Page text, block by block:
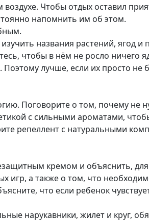
Чтобы отдых оставил
напомнить им об этом.
названия растений,
чтобы в нём не росло
лучше, если их просто
Поговорите о том, почему не
с сильными ароматами,
репеллент с натуральными
кремом и объяснить,
игр, а также о том, что
что если ребенок
нарукавники, жилет и круг,